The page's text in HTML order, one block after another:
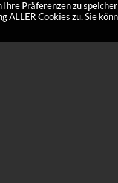
Präferenzen zu
ALLER Cookies zu. Sie